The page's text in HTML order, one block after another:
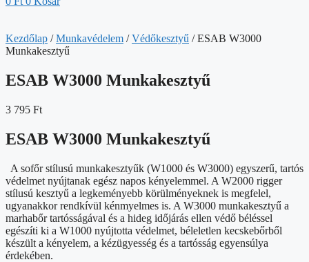
Kezdőlap /Munkavédelem /Védőkesztyű / ESAB W3000
Munkakesztyű
ESAB W3000 Munkakesztyű
3 795 Ft
ESAB W3000 Munkakesztyű
A sofőr stílusú munkakesztyűk (W1000 és W3000) egyszerű, tartós
védelmet nyújtanak egész napos kényelemmel. A W2000 rigger
stílusú kesztyű a legkeményebb körülményeknek is megfelel,
ugyanakkor rendkívül kénmyelmes is. A W3000 munkakesztyű a
marhabőr tartósságával és a hideg időjárás ellen védő béléssel
egészíti ki a W1000 nyújtotta védelmet, béleletlen kecskebőrből
készült a kényelem, a kézügyesség és a tartósság egyensúlya
érdekében.